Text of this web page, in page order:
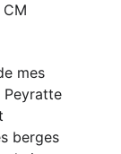
mes
Peyratte
berges